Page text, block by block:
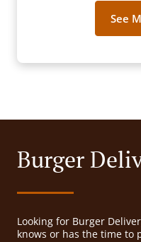
See
Burger
Looking for Burger
knows or has the time to